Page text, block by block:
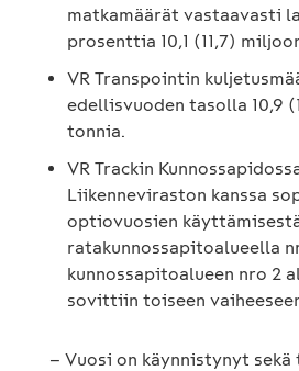
matkamäärät vastaavasti
prosenttia 10,1 (11,7)
VR Transpointin
edellisvuoden tasolla 10,9
tonnia.
VR Trackin
Liikenneviraston kanssa
optiovuosien
ratakunnossapitoalueella
kunnossapitoalueen nro 2
sovittiin toiseen
– Vuosi on käynnistynyt